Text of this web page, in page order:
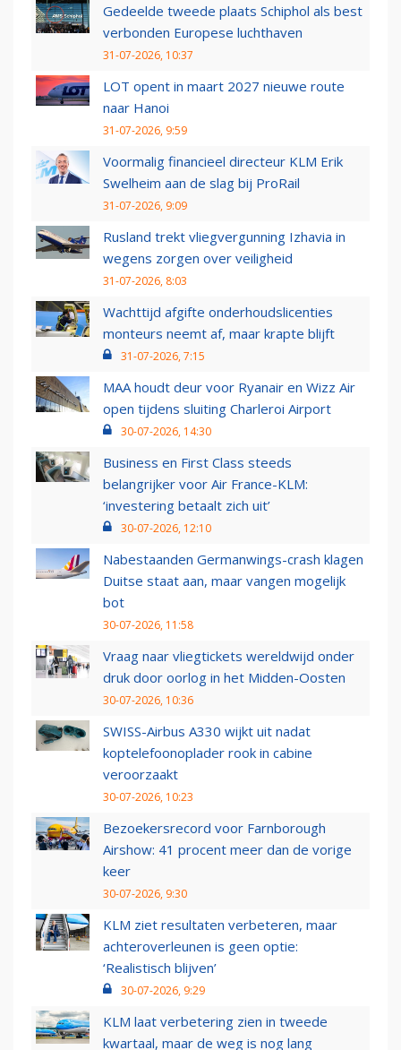
Gedeelde tweede plaats Schiphol als best
verbonden Europese luchthaven
31-07-2026, 10:37
LOT opent in maart 2027 nieuwe route
naar Hanoi
31-07-2026, 9:59
Voormalig financieel directeur KLM Erik
Swelheim aan de slag bij ProRail
31-07-2026, 9:09
Rusland trekt vliegvergunning Izhavia in
wegens zorgen over veiligheid
31-07-2026, 8:03
Wachttijd afgifte onderhoudslicenties
monteurs neemt af, maar krapte blijft
31-07-2026, 7:15
MAA houdt deur voor Ryanair en Wizz Air
open tijdens sluiting Charleroi Airport
30-07-2026, 14:30
Business en First Class steeds
belangrijker voor Air France-KLM:
‘investering betaalt zich uit’
30-07-2026, 12:10
Nabestaanden Germanwings-crash klagen
Duitse staat aan, maar vangen mogelijk
bot
30-07-2026, 11:58
Vraag naar vliegtickets wereldwijd onder
druk door oorlog in het Midden-Oosten
30-07-2026, 10:36
SWISS-Airbus A330 wijkt uit nadat
koptelefoonoplader rook in cabine
veroorzaakt
30-07-2026, 10:23
Bezoekersrecord voor Farnborough
Airshow: 41 procent meer dan de vorige
keer
30-07-2026, 9:30
KLM ziet resultaten verbeteren, maar
achteroverleunen is geen optie:
‘Realistisch blijven’
30-07-2026, 9:29
KLM laat verbetering zien in tweede
kwartaal, maar de weg is nog lang